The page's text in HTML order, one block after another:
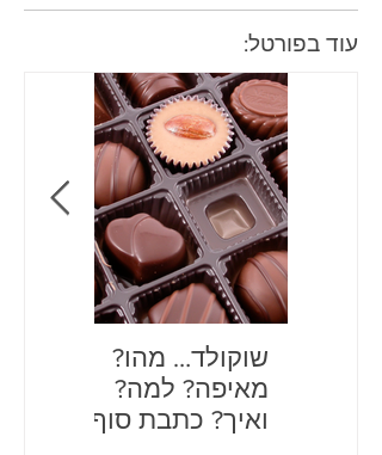
עוד בפורטל:
שוקולד… מהו?
מאיפה? למה?
ואיך? כתבת סוף